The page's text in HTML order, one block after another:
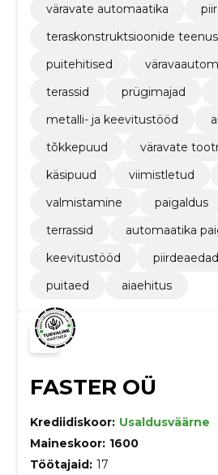
väravate automaatika
teraskonstruktsioonide
puitehitised
terassid
prügimajad
metalli- ja keevitustööd
tõkkepuud
väravate
käsipuud
viimistletud
valmistamine
paigaldus
terrassid
automaatika
keevitustööd
puitaed
aiaehitus
FASTER OÜ
Krediidiskoor: Usaldusväärne
Maineskoor: 1600
Töötajaid: 17